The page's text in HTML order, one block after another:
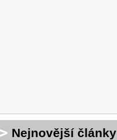
Nejnovější články